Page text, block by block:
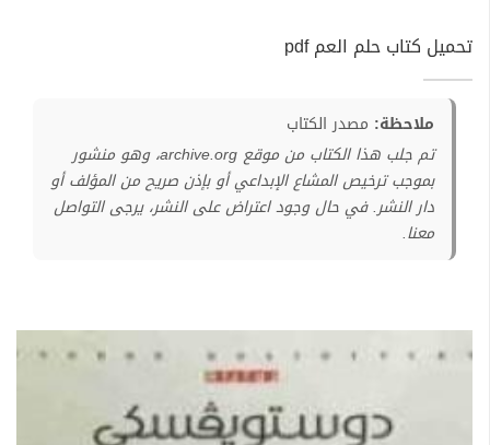
تحميل كتاب حلم العم pdf
ملاحظة: مصدر الكتاب
تم جلب هذا الكتاب من موقع archive.org، وهو منشور
بموجب ترخيص المشاع الإبداعي أو بإذن صريح من المؤلف أو
دار النشر. في حال وجود اعتراض على النشر، يرجى التواصل
معنا.